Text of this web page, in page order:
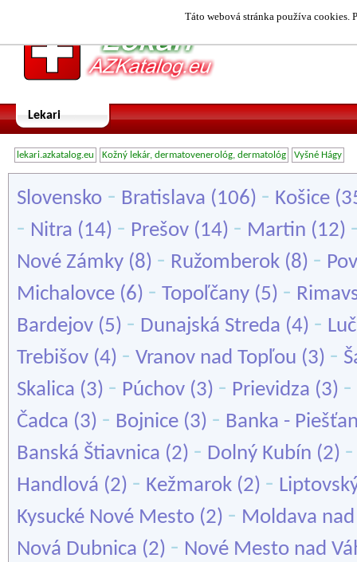
Táto webová stránka používa cookies.
Lekari
lekari.azkatalog.eu Kožný lekár, dermatovenerológ, dermatológ Vyšné Hágy
Slovensko - Bratislava (106) - Košice
- Nitra (14) - Prešov (14) - Martin (12)
Nové Zámky (8) - Ružomberok (8) -
Michalovce (6) - Topoľčany (5) -
Bardejov (5) - Dunajská Streda (4) -
Trebišov (4) - Vranov nad Topľou (3) -
Skalica (3) - Púchov (3) - Prievidza (3) -
Čadca (3) - Bojnice (3) - Banka -
Banská Štiavnica (2) - Dolný Kubín (2)
Handlová (2) - Kežmarok (2) -
Kysucké Nové Mesto (2) - Moldava
Nová Dubnica (2) - Nové Mesto nad